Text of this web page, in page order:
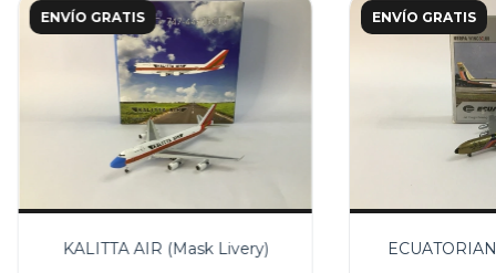
ENVÍO GRATIS
KALITTA AIR (Mask Livery)
ENVÍO GRATIS